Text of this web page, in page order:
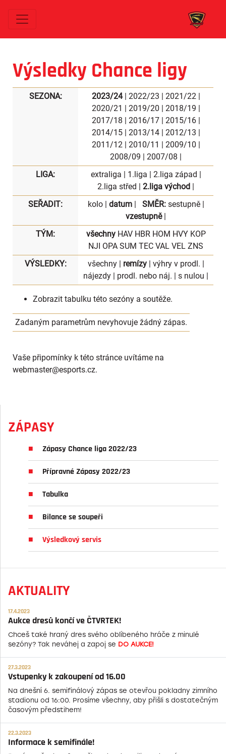
Výsledky Chance ligy
SEZONA: 2023/24| 2022/23 | 2021/22|
2020/21 | 2019/20 | 2018/19 |
2017/18 | 2016/17| 2015/16|
2014/15| 2013/14| 2012/13 |
2011/12| 2010/11 | 2009/10 |
2008/09 | 2007/08 |
LIGA:
extraliga | 1.liga | 2.liga západ |
2.liga střed | 2.liga východ |
SEŘADIT:
kolo| datum| SMĚR: sestupně|
vzestupně|
TÝM:
všechny HAV HBR HOM HVY KOP
NJI OPA SUM TEC VAL VEL ZNS
VÝSLEDKY:
všechny| remízy| výhry v prodl. |
nájezdy | prodl. nebo náj. | s nulou |
Zobrazit tabulku této sezóny a soutěže.
Zadaným parametrům nevyhovuje žádný zápas.
Vaše připomínky k této stránce uvítáme na
webmaster@esports.cz.
ZÁPASY
Zápasy Chance liga 2022/23
Přípravné Zápasy 2022/23
Tabulka
Bilance se soupeři
Výsledkový servis
AKTUALITY
17.4.2023
Aukce dresů končí ve ČTVRTEK!
Chceš také hraný dres svého oblíbeného hráče z minulé
sezóny? Tak neváhej a zapoj se DO AUKCE!
27.3.2023
Vstupenky k zakoupení od 16.00
Na dnešní 6. semifinálový zápas se otevřou pokladny zimního
stadionu od 16:00. Prosíme všechny, aby přišli s dostatečným
časovým předstihem!
22.3.2023
Informace k semifinále!